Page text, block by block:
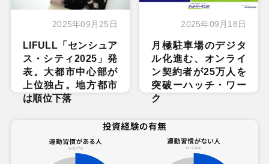
2025年09月25日
LIFULL「センシュア
ス・シティ2025」発
表。大都市中心部が
上位独占。地方都市
は順位下落
2025年09月18日
月極駐車場のデジタ
ル化進む、オンライ
ン契約者が25万人を
突破ーハッチ・ワー
ク